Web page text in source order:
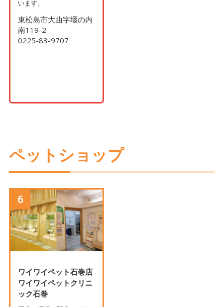
います。
東松島市大曲字堰の内
南119-2
0225-83-9707
ペットショップ
6
ワイワイペット石巻店
ワイワイペットクリニ
ック石巻